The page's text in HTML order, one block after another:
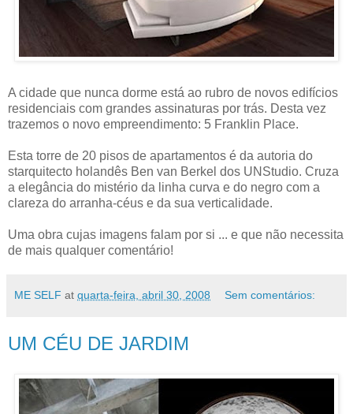
A cidade que nunca dorme está ao rubro de novos edifícios
residenciais com grandes assinaturas por trás. Desta vez
trazemos o novo empreendimento: 5 Franklin Place.
Esta torre de 20 pisos de apartamentos é da autoria do
starquitecto holandês Ben van Berkel dos UNStudio. Cruza
a elegância do mistério da linha curva e do negro com a
clareza do arranha-céus e da sua verticalidade.
Uma obra cujas imagens falam por si ... e que não necessita
de mais qualquer comentário!
ME SELF at quarta-feira, abril 30, 2008 Sem comentários:
UM CÉU DE JARDIM